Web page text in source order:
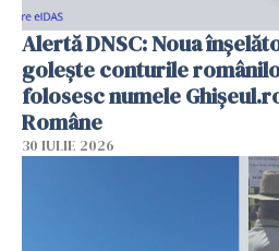
Alertă DNSC: Noua
golește conturile
folosesc numele
Române
30 IULIE 2026